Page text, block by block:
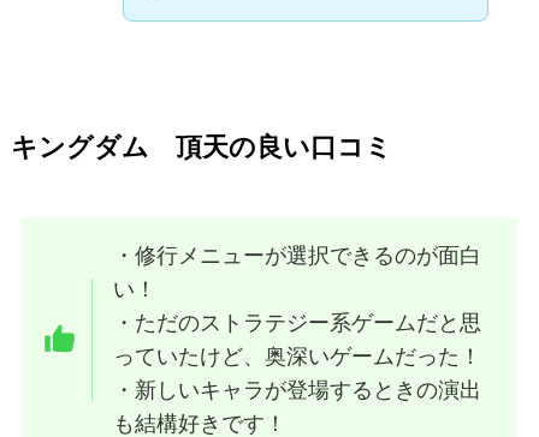
キングダム 頂天の良い口コミ
・修行メニューが選択できるのが面白
い！
・ただのストラテジー系ゲームだと思
っていたけど、奥深いゲームだった！
・新しいキャラが登場するときの演出
も結構好きです！